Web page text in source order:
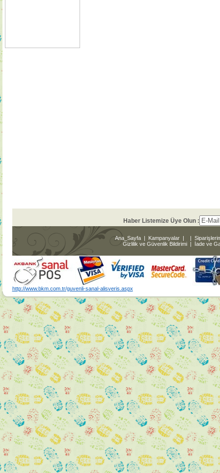
Haber Listemize Üye Olun :
Ana_Sayfa| Kampanyalar| |
Gizlilik ve Güvenlik Bildirimi | İade ve
http://www.bkm.com.tr/guvenli-sanal-alisveris.aspx